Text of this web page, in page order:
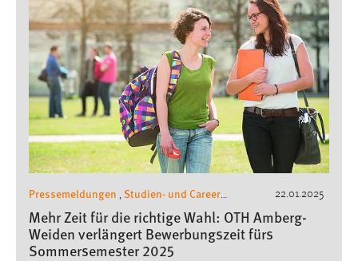
22.01.2025
Pressemeldungen Studien- und Career
Service
Mehr Zeit für die richtige Wahl: OTH Amberg-
Weiden verlängert Bewerbungszeit fürs
Sommersemester 2025